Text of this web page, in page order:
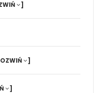
]
]
]